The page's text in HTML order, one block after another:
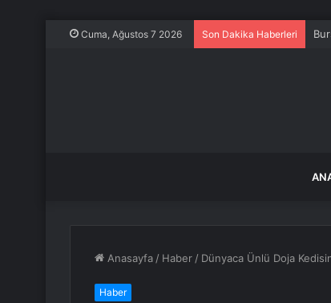
Cuma, Ağustos 7 2026 Son Dakika Haberleri
Anasayfa / Haber / Dünyaca Ünlü Doja
Haber